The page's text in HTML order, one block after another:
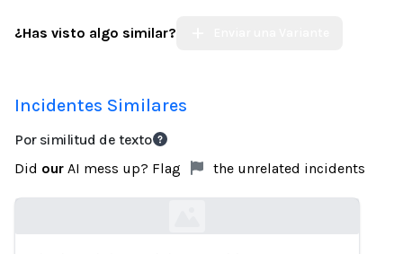
¿Has visto algo similar?
Incidentes Similares
Por similitud de texto
Did our AI mess up? Flag the unrelated incidents